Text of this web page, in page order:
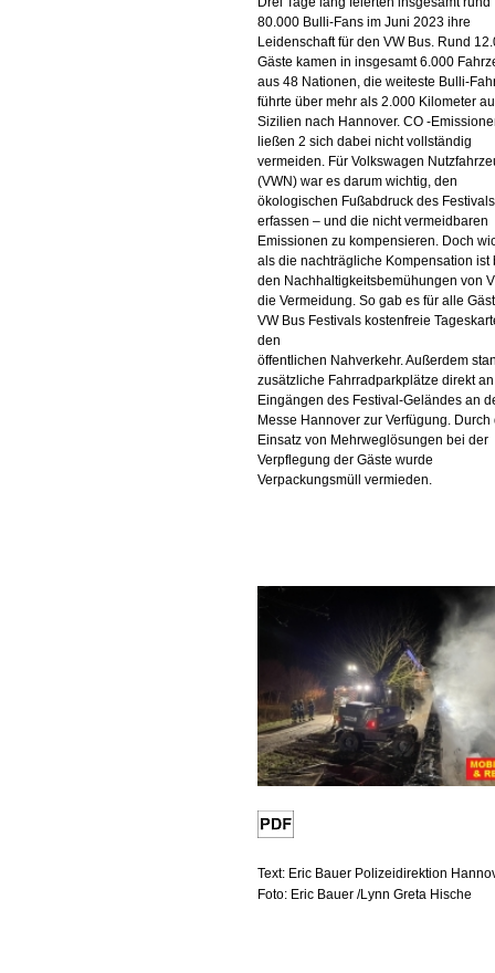
80.000 Bulli-Fans im Juni 2023 ihre
Leidenschaft für den VW Bus. Rund
Gäste kamen in insgesamt 6.000
aus 48 Nationen, die weiteste Bulli-
führte über mehr als 2.000 Kilometer
Sizilien nach Hannover. CO -
ließen 2 sich dabei nicht vollständig
vermeiden. Für Volkswagen
(VWN) war es darum wichtig, den
ökologischen Fußabdruck des
erfassen – und die nicht vermeidbaren
Emissionen zu kompensieren. Doch
als die nachträgliche Kompensation ist
den Nachhaltigkeitsbemühungen von
die Vermeidung. So gab es für alle
VW Bus Festivals kostenfreie
den
öffentlichen Nahverkehr. Außerdem
zusätzliche Fahrradparkplätze direkt
Eingängen des Festival-Geländes an
Messe Hannover zur Verfügung. Durch
Einsatz von Mehrweglösungen bei der
Verpflegung der Gäste wurde
Verpackungsmüll vermieden.
Text: Eric Bauer Polizeidirektion
Foto: Eric Bauer /Lynn Greta Hische